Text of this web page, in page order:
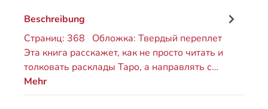
Beschreibung
Страниц: 368 Обложка: Твердый переплет
Эта книга расскажет, как не просто читать и
толковать расклады Таро, а направлять с…
Mehr